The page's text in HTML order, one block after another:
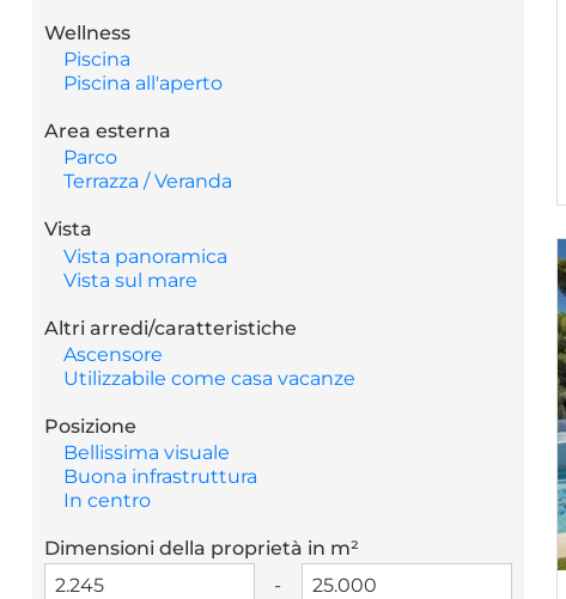
Wellness
Piscina
Piscina all'aperto
Area esterna
Parco
Terrazza / Veranda
Vista
Vista panoramica
Vista sul mare
Altri arredi/caratteristiche
Ascensore
Utilizzabile come casa vacanze
Posizione
Bellissima visuale
Buona infrastruttura
In centro
Dimensioni della proprietà in m²
-